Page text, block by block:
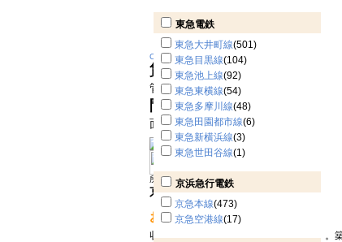
東急電鉄
東急大井町線(501)
東急目黒線(104)
東急池上線(92)
東急東横線(54)
東急多摩川線(48)
東急田園都市線(6)
東急新横浜線(3)
東急世田谷線(1)
京浜急行電鉄
京急本線(473)
京急空港線(17)
Change
賃料11.7万円
管理費 8000円
間取り1K
面積 25.46㎡
所在地：大田区大森西
京急本線 平和島駅 徒歩10分
おすすめPOINT!
収納有とステキな設備が充実しています。